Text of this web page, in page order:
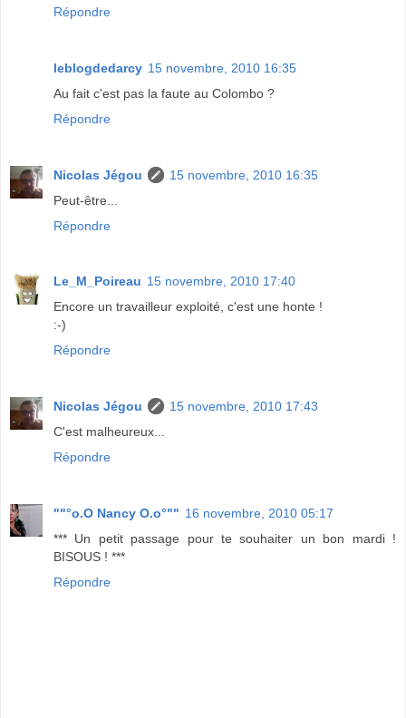
Répondre
leblogdedarcy 15 novembre, 2010 16:35
Au fait c'est pas la faute au Colombo ?
Répondre
Nicolas Jégou
15 novembre, 2010 16:35
Peut-être...
Répondre
Le_M_Poireau 15 novembre, 2010 17:40
Encore un travailleur exploité, c'est une honte !
:-)
Répondre
Nicolas Jégou
15 novembre, 2010 17:43
C'est malheureux...
Répondre
""°o.O Nancy O.o°"" 16 novembre, 2010 05:17
*** Un petit passage pour te souhaiter un bon mardi !
BISOUS ! ***
Répondre